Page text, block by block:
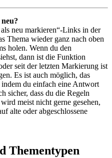
neu markieren“-Links in der
Thema wieder ganz nach oben
holen. Wenn du den
dann ist die Funktion
seit der letzten Markierung ist
Es ist auch möglich, das
du einfach eine Antwort
sicher, dass du die Regeln
meist nicht gerne gesehen,
alte oder abgeschlossene
Thementypen